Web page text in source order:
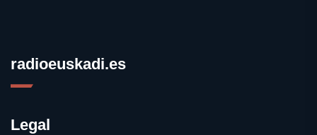
radioeuskadi.es
Legal